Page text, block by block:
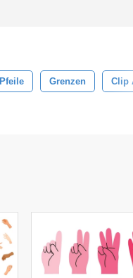
Pfeile Grenzen Clip